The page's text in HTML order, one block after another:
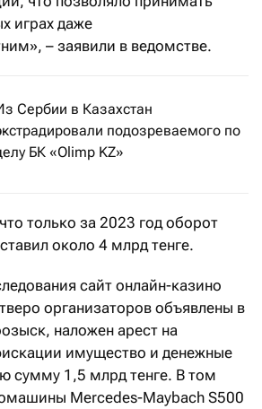
играх даже
– заявили в ведомстве.
Сербии в Казахстан
подозреваемого по
БК «Olimp KZ»
только за 2023 год оборот
около 4 млрд тенге.
сайт онлайн-казино
организаторов объявлены в
наложен арест на
имущество и денежные
сумму 1,5 млрд тенге. В том
Mercedes-Maybach S500